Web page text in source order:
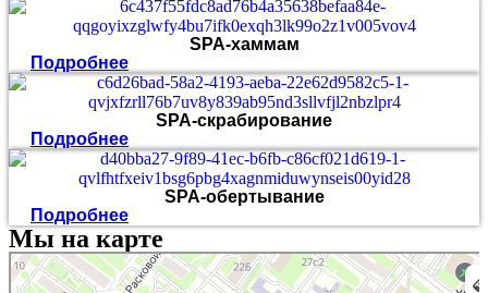
SPA-хаммам
Подробнее
SPA-скрабирование
Подробнее
SPA-обертывание
Подробнее
Мы на карте
Sanuksabai Asian SPA village
Спа-салон в Москве